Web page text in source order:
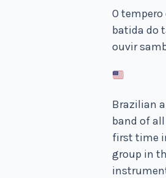
O
batida do
ouvir
Brazilian
band of
first time
group in